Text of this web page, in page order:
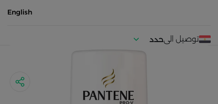
English
توصيل الىحدد
موقعك